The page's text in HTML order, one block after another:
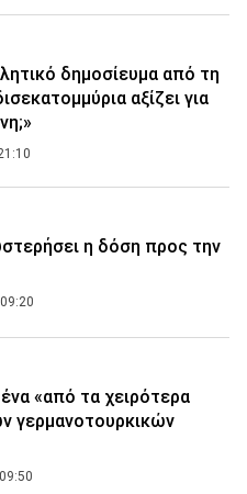
δημοσίευμα από τη
αξίζει για
η δόση προς την
ένα «από τα χειρότερα
γερμανοτουρκικών